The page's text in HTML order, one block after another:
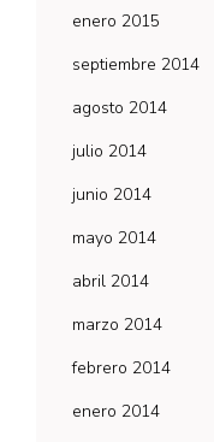
enero 2015
septiembre 2014
agosto 2014
julio 2014
junio 2014
mayo 2014
abril 2014
marzo 2014
febrero 2014
enero 2014